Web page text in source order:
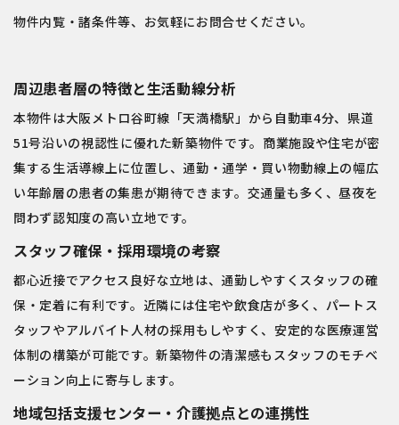
物件内覧・諸条件等、お気軽にお問合せください。
周辺患者層の特徴と生活動線分析
本物件は大阪メトロ谷町線「天満橋駅」から自動車4分、県道
51号沿いの視認性に優れた新築物件です。商業施設や住宅が密
集する生活導線上に位置し、通勤・通学・買い物動線上の幅広
い年齢層の患者の集患が期待できます。交通量も多く、昼夜を
問わず認知度の高い立地です。
スタッフ確保・採用環境の考察
都心近接でアクセス良好な立地は、通勤しやすくスタッフの確
保・定着に有利です。近隣には住宅や飲食店が多く、パートス
タッフやアルバイト人材の採用もしやすく、安定的な医療運営
体制の構築が可能です。新築物件の清潔感もスタッフのモチベ
ーション向上に寄与します。
地域包括支援センター・介護拠点との連携性